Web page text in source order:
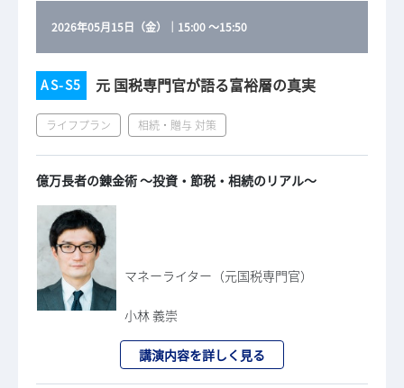
2026年05月15日（金） ｜ 15:00～15:50
AS-S5 元 国税専門官が語る富裕層の真実
ライフプラン 相続・贈与 対策
億万長者の錬金術 ～投資・節税・相続のリアル～
マネーライター（元国税専門官）
小林 義崇
講演内容を詳しく見る